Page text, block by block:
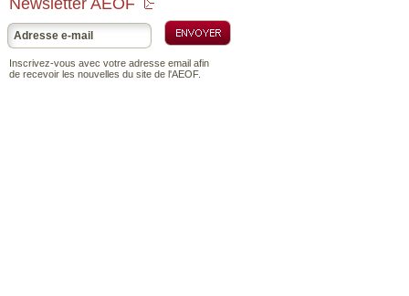
Inscrivez-vous avec votre adresse email afin
de recevoir les nouvelles du site de l'AEOF.